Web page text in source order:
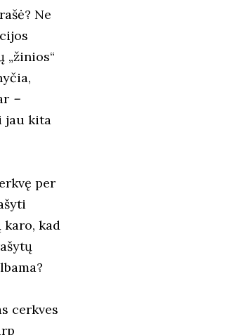
Ne
„žinios“
–
jau kita
per
karo, kad
cerkves